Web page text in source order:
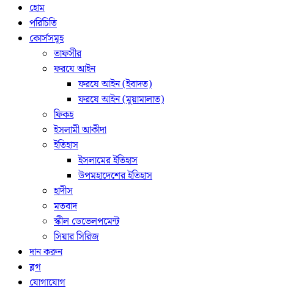
হোম
পরিচিতি
কোর্সসমূহ
তাফসীর
ফরযে আইন
ফরযে আইন (ইবাদত)
ফরযে আইন (মুয়ামালাত)
ফিকহ
ইসলামী আকীদা
ইতিহাস
ইসলামের ইতিহাস
উপমহাদেশের ইতিহাস
হাদীস
মতবাদ
স্কীল ডেভেলপমেন্ট
সিয়ার সিরিজ
দান করুন
ব্লগ
যোগাযোগ